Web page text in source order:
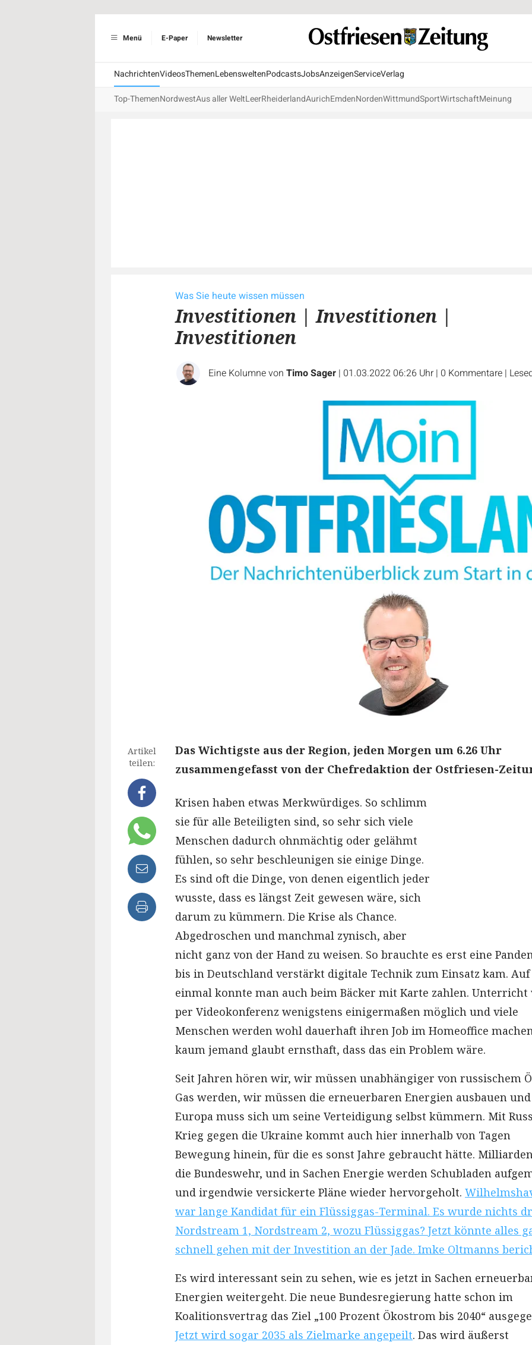
Menü E-Paper Newsletter
NachrichtenVideosThemenLebensweltenPodcastsJobsAnzeigenServiceVerlag
Top-ThemenNordwestAus aller WeltLeerRheiderlandAurichEmdenNordenWittmundSportWirtschaftMeinung
Was Sie heute wissen müssen
Investitionen | Investitionen |
Investitionen
Eine Kolumne von Timo Sager | 01.03.2022 06:26 Uhr | 0 Kommentare |
Artikel
teilen:
Das Wichtigste aus der Region, jeden Morgen um 6.26 Uhr
zusammengefasst von der Chefredaktion der Ostfriesen-
Krisen haben etwas Merkwürdiges. So schlimm
sie für alle Beteiligten sind, so sehr sich viele
Menschen dadurch ohnmächtig oder gelähmt
fühlen, so sehr beschleunigen sie einige Dinge.
Es sind oft die Dinge, von denen eigentlich jeder
wusste, dass es längst Zeit gewesen wäre, sich
darum zu kümmern. Die Krise als Chance.
Abgedroschen und manchmal zynisch, aber
nicht ganz von der Hand zu weisen. So brauchte es erst eine
bis in Deutschland verstärkt digitale Technik zum Einsatz kam. Auf
einmal konnte man auch beim Bäcker mit Karte zahlen. Unterricht
per Videokonferenz wenigstens einigermaßen möglich und viele
Menschen werden wohl dauerhaft ihren Job im Homeoffice
kaum jemand glaubt ernsthaft, dass das ein Problem wäre.
Seit Jahren hören wir, wir müssen unabhängiger von russischem
Gas werden, wir müssen die erneuerbaren Energien ausbauen und
Europa muss sich um seine Verteidigung selbst kümmern. Mit
Krieg gegen die Ukraine kommt auch hier innerhalb von Tagen
Bewegung hinein, für die es sonst Jahre gebraucht hätte.
die Bundeswehr, und in Sachen Energie werden Schubladen
und irgendwie versickerte Pläne wieder hervorgeholt.
war lange Kandidat für ein Flüssiggas-Terminal. Es wurde nichts
Nordstream 1, Nordstream 2, wozu Flüssiggas? Jetzt könnte alles
schnell gehen mit der Investition an der Jade. Imke Oltmanns
Es wird interessant sein zu sehen, wie es jetzt in Sachen
Energien weitergeht. Die neue Bundesregierung hatte schon im
Koalitionsvertrag das Ziel „100 Prozent Ökostrom bis 2040“
Jetzt wird sogar 2035 als Zielmarke angepeilt. Das wird äußerst